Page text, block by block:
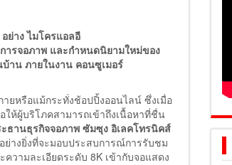
อย่าง ไมโครแอลอี
ารจอภาพ และกำหนดนิยามใหม่ของ
บ้าน ภายในงาน คอนซูเมอร์
ยหรือแม้กระทั่งช้อปปิ้งออนไลน์ ซึ่งเมื่อ
ห้ผู้บริโภคสามารถเข้าถึงเนื้อหาที่ชื่น
ธานธุรกิจจอภาพ ซัมซุง อิเลคโทรนิคส์
อย่างยิ่งที่จะมอบประสบการณ์การรับชม
วามละเอียดระดับ 8K เข้ากับจอแสดง